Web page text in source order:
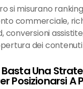
si misurano
commerciale,
conversioni
dei
Basta Una
Posizionarsi A